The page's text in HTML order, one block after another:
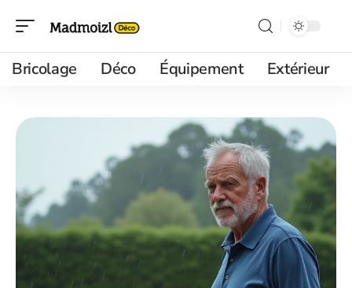
Bricolage Déco Équipement Extérieur